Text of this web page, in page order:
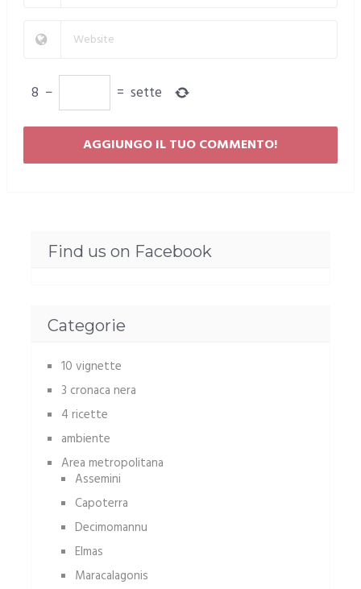
8 − = sette
Find us on Facebook
Categorie
10 vignette
3 cronaca nera
4 ricette
ambiente
Area metropolitana
Assemini
Capoterra
Decimomannu
Elmas
Maracalagonis